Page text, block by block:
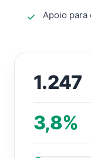
Apoio para
1.247
3,8%